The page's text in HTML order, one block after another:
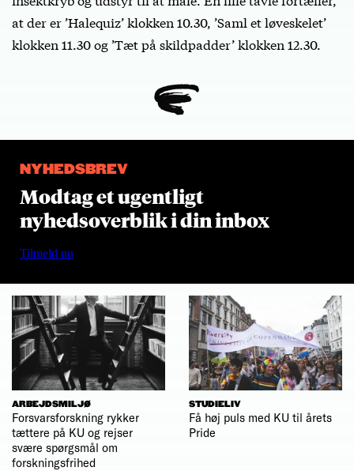
at der er ’Halequiz’ klokken 10.30, ’Saml et løveskelet’
klokken 11.30 og ’Tæt på skildpadder’ klokken 12.30.
NYHEDSBREV
Modtag et ugentligt
nyhedsoverblik i din inbox
Tilmeld nu
ARBEJDSMILJØ
Forsvarsforskning rykker
tættere på KU og rejser
svære spørgsmål om
forskningsfrihed
STUDIELIV
Få høj puls med KU til årets
Pride